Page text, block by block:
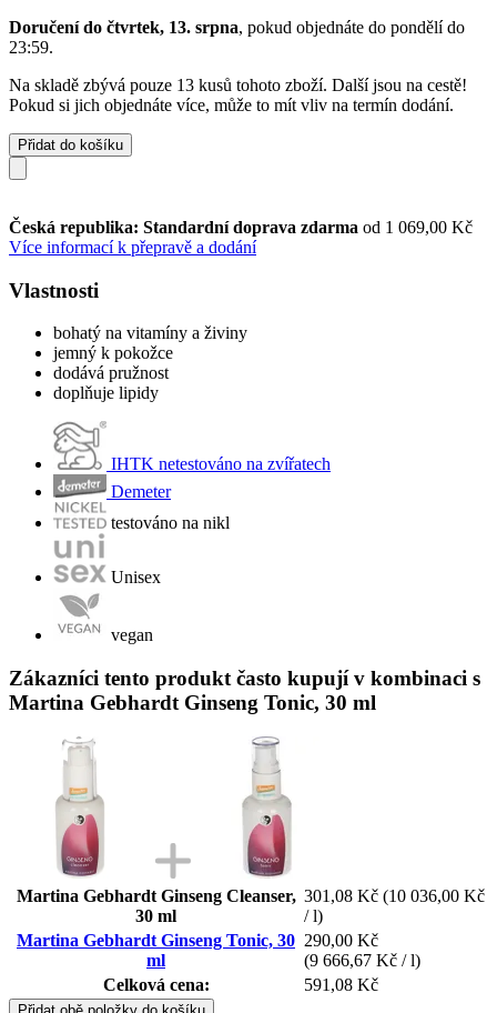
Doručení do čtvrtek, 13. srpna, pokud objednáte do pondělí do
23:59.
Na skladě zbývá pouze 13 kusů tohoto zboží. Další jsou na cestě!
Pokud si jich objednáte více, může to mít vliv na termín dodání.
Přidat do košíku
Česká republika: Standardní doprava zdarma od 1 069,00 Kč
Více informací k přepravě a dodání
Vlastnosti
bohatý na vitamíny a živiny
jemný k pokožce
dodává pružnost
doplňuje lipidy
IHTK netestováno na zvířatech
Demeter
testováno na nikl
Unisex
vegan
Zákazníci tento produkt často kupují v kombinaci s
Martina Gebhardt Ginseng Tonic, 30 ml
Martina Gebhardt Ginseng Cleanser,
30 ml
301,08 Kč (10 036,00 Kč
/ l)
Martina Gebhardt Ginseng Tonic, 30
ml
290,00 Kč
(9 666,67 Kč / l)
Celková cena:
591,08 Kč